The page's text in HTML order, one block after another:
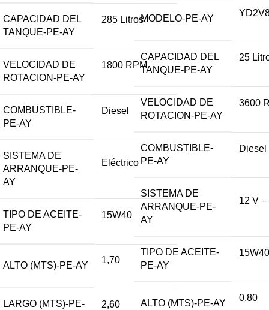
CAPACIDAD DEL
TANQUE-PE-AY
285 Litros
VELOCIDAD DE
ROTACION-PE-AY
1800 RPM
COMBUSTIBLE-
PE-AY
Diesel
SISTEMA DE
ARRANQUE-PE-
AY
Eléctrico
TIPO DE ACEITE-
PE-AY
15W40
ALTO (MTS)-PE-AY
1,70
LARGO (MTS)-PE-
2,60
MODELO-PE-AY
CAPACIDAD DEL
TANQUE-PE-AY
25
VELOCIDAD DE
ROTACION-PE-AY
3600
COMBUSTIBLE-
PE-AY
Diesel
SISTEMA DE
ARRANQUE-PE-
AY
12 V
TIPO DE ACEITE-
PE-AY
15W40
ALTO (MTS)-PE-AY
0,80